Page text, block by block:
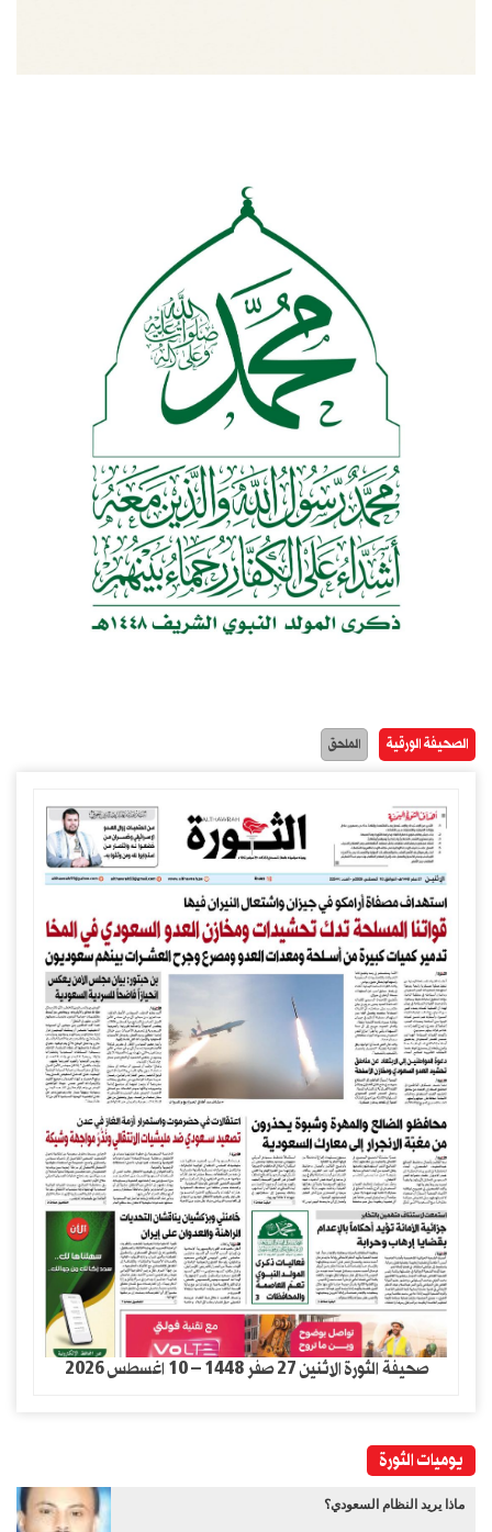
الصحيفة الورقية الملحق
صحيفة الثورة الاثنين 27 صفر 1448 – 10 اغسطس 2026
يوميات الثورة
ماذا يريد النظام السعودي؟